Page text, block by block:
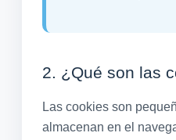
2. ¿Qué son las
Las cookies son
almacenan en el